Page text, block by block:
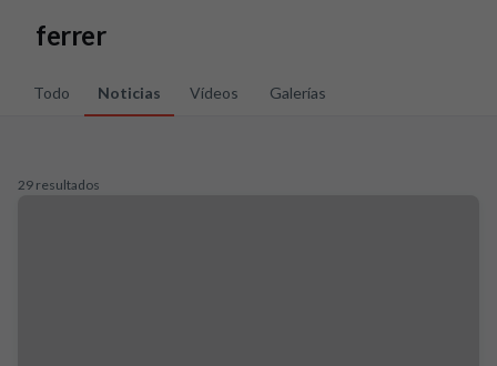
ferrer
Todo Noticias Vídeos Galerías
29 resultados